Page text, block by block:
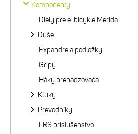
Komponenty
Diely pre e-bicykle Merida
Duše
Expandre a podložky
Gripy
Háky prehadzovača
Kľuky
Prevodníky
LRS príslušenstvo